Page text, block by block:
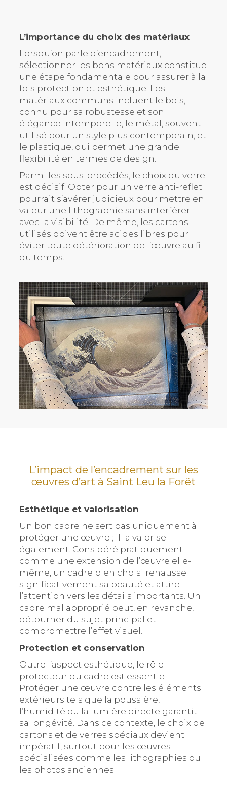
L’importance du choix des matériaux
Lorsqu’on parle d’encadrement,
sélectionner les bons matériaux constitue
une étape fondamentale pour assurer à la
fois protection et esthétique. Les
matériaux communs incluent le bois,
connu pour sa robustesse et son
élégance intemporelle, le métal, souvent
utilisé pour un style plus contemporain, et
le plastique, qui permet une grande
flexibilité en termes de design.
Parmi les sous-procédés, le choix du verre
est décisif. Opter pour un verre anti-reflet
pourrait s’avérer judicieux pour mettre en
valeur une lithographie sans interférer
avec la visibilité. De même, les cartons
utilisés doivent être acides libres pour
éviter toute détérioration de l’œuvre au fil
du temps.
L’impact de l’encadrement sur les
œuvres d’art à Saint Leu la Forêt
Esthétique et valorisation
Un bon cadre ne sert pas uniquement à
protéger une œuvre ; il la valorise
également. Considéré pratiquement
comme une extension de l’œuvre elle-
même, un cadre bien choisi rehausse
significativement sa beauté et attire
l’attention vers les détails importants. Un
cadre mal approprié peut, en revanche,
détourner du sujet principal et
compromettre l’effet visuel.
Protection et conservation
Outre l’aspect esthétique, le rôle
protecteur du cadre est essentiel.
Protéger une œuvre contre les éléments
extérieurs tels que la poussière,
l’humidité ou la lumière directe garantit
sa longévité. Dans ce contexte, le choix de
cartons et de verres spéciaux devient
impératif, surtout pour les œuvres
spécialisées comme les lithographies ou
les photos anciennes.